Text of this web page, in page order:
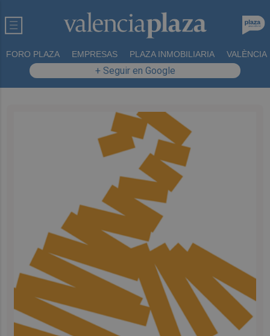
FORO PLAZA EMPRESAS PLAZA INMOBILIARIA VALÈNCIA
+ Seguir en Google